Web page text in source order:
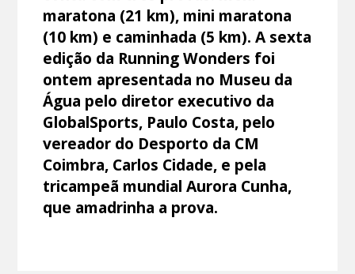
maratona (21 km), mini maratona
(10 km) e caminhada (5 km). A sexta
edição da Running Wonders foi
ontem apresentada no Museu da
Água pelo diretor executivo da
GlobalSports, Paulo Costa, pelo
vereador do Desporto da CM
Coimbra, Carlos Cidade, e pela
tricampeã mundial Aurora Cunha,
que amadrinha a prova.